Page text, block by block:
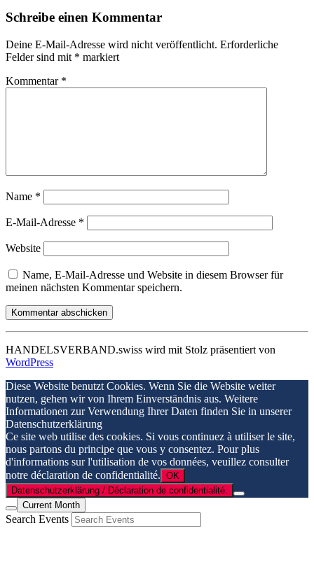
Schreibe einen Kommentar
Deine E-Mail-Adresse wird nicht veröffentlicht. Erforderliche
Felder sind mit * markiert
Kommentar *
Name *
E-Mail-Adresse *
Website
Name, E-Mail-Adresse und Website in diesem Browser für
meinen nächsten Kommentar speichern.
HANDELSVERBAND.swiss wird mit Stolz präsentiert von
WordPress
Diese Website benutzt Cookies. Wenn Sie die Website weiter
nutzen, gehen wir von Ihrem Einverständnis aus. Weitere
Informationen zur Verwendung Ihrer Daten finden Sie in unserer
Datenschutzerklärung
Ce site web utilise des cookies. Si vous continuez à utiliser le site,
nous partons du principe que vous y consentez. Pour plus
d'informations sur l'utilisation de vos données, veuillez consulter
notre déclaration de confidentialité. OK
Datenschutzerklärung / Déclaration de confidentialité.
Current Month
Search Events